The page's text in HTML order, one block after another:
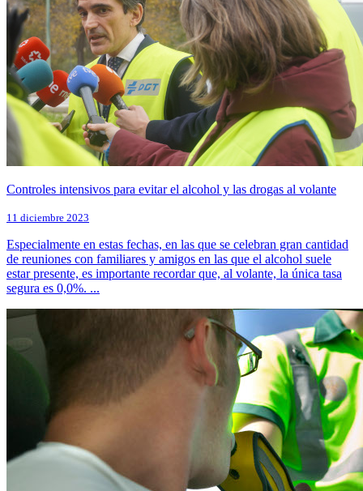
Controles intensivos para evitar el alcohol y las drogas al volante
11 diciembre 2023
Especialmente en estas fechas, en las que se celebran gran cantidad
de reuniones con familiares y amigos en las que el alcohol suele
estar presente, es importante recordar que, al volante, la única tasa
segura es 0,0%. ...